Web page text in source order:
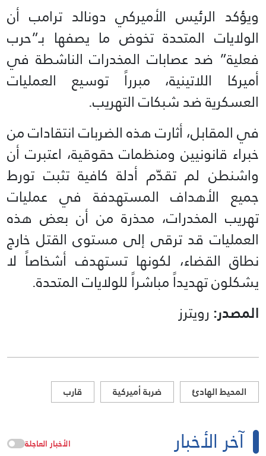
ويؤكد الرئيس الأميركي دونالد ترامب أن
الولايات المتحدة تخوض ما يصفها بـ”حرب
فعلية” ضد عصابات المخدرات الناشطة في
أميركا اللاتينية، مبرراً توسيع العمليات
العسكرية ضد شبكات التهريب.
في المقابل، أثارت هذه الضربات انتقادات من
خبراء قانونيين ومنظمات حقوقية، اعتبرت أن
واشنطن لم تقدّم أدلة كافية تثبت تورط
جميع الأهداف المستهدفة في عمليات
تهريب المخدرات، محذرة من أن بعض هذه
العمليات قد ترقى إلى مستوى القتل خارج
نطاق القضاء، لكونها تستهدف أشخاصاً لا
يشكلون تهديداً مباشراً للولايات المتحدة.
المصدر: رويترز
المحيط الهادئ ضربة أميركية قارب
آخر الأخبار الأخبار العاجلة